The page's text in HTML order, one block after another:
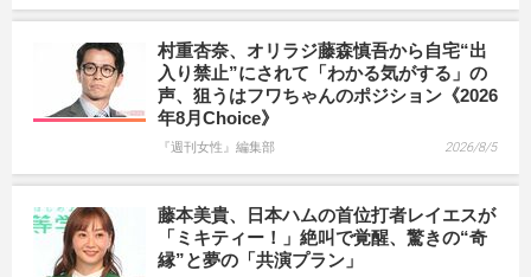
村重杏奈、オリラジ藤森慎吾から自宅“出
入り禁止”にされて「わかる気がする」の
声、狙うはフワちゃんのポジション《2026
年8月Choice》
『週刊女性』編集部 2026/8/5
藤本美貴、日本ハムの首位打者レイエスが
「ミキティー！」絶叫で覚醒、驚きの“奇
縁”と夢の「共演プラン」